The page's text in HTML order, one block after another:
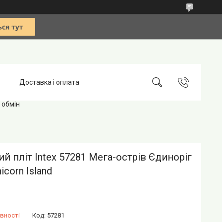
Доставка і оплата
пліт Intex 57281 Мега-острів Єдиноріг
Island
Код: 57281